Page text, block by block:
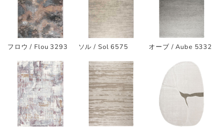
フロウ / Flou 3293 ソル / Sol 6575 オーブ / Aube 5332